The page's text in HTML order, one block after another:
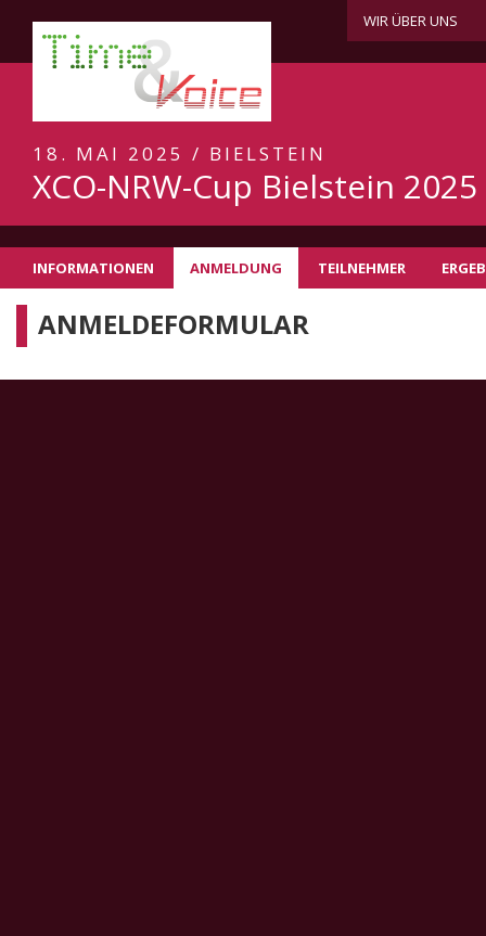
WIR ÜBER UNS
18. MAI 2025 / BIELSTEIN
XCO-NRW-Cup Bielstein 2025
INFORMATIONEN ANMELDUNG TEILNEHMER
ANMELDEFORMULAR